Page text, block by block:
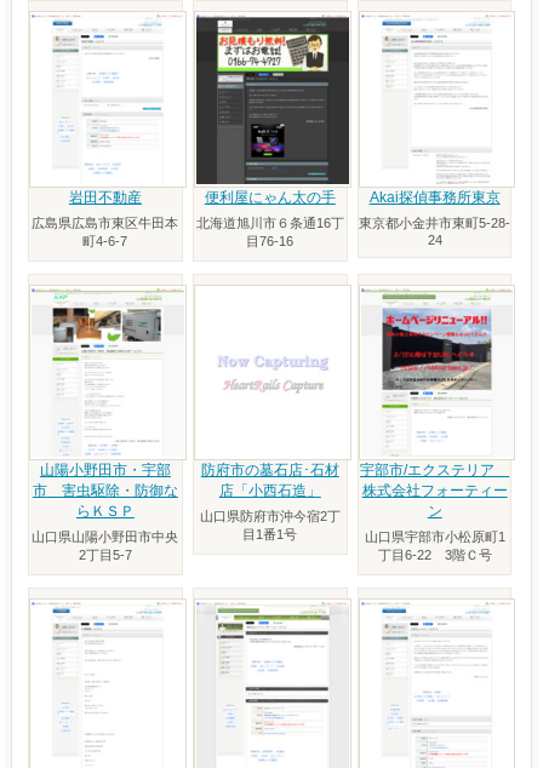
岩田不動産
広島県広島市東区牛田本
町4-6-7
便利屋にゃん太の手
北海道旭川市６条通16丁
目76-16
Akai探偵事務所東京
東京都小金井市東町5-28-
24
山陽小野田市・宇部
市 害虫駆除・防御な
らＫＳＰ
山口県山陽小野田市中央
2丁目5-7
防府市の墓石店･石材
店「小西石造」
山口県防府市沖今宿2丁
目1番1号
宇部市/エクステリア
株式会社フォーティー
ン
山口県宇部市小松原町1
丁目6-22 3階Ｃ号